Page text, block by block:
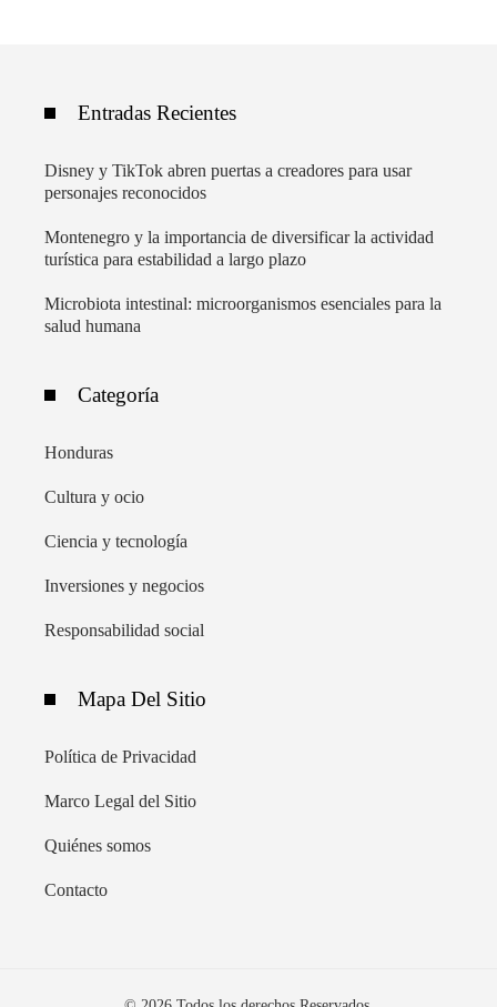
Entradas Recientes
Disney y TikTok abren puertas a creadores para usar
personajes reconocidos
Montenegro y la importancia de diversificar la actividad
turística para estabilidad a largo plazo
Microbiota intestinal: microorganismos esenciales para la
salud humana
Categoría
Honduras
Cultura y ocio
Ciencia y tecnología
Inversiones y negocios
Responsabilidad social
Mapa Del Sitio
Política de Privacidad
Marco Legal del Sitio
Quiénes somos
Contacto